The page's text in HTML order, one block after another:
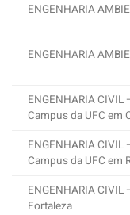
ENGENHARIA
ENGENHARIA
ENGENHARIA
Campus da UFC em
ENGENHARIA
Campus da UFC em
ENGENHARIA
Fortaleza